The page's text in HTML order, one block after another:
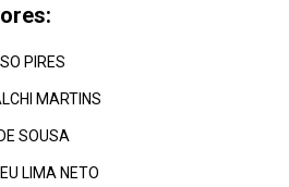
PIRES
MARTINS
SOUSA
LIMA NETO